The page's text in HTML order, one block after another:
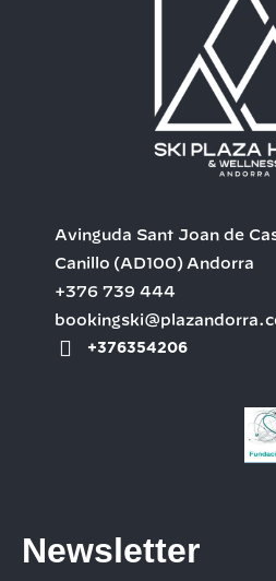
Avinguda Sant Joan de
Canillo (AD100) Andorra
+376 739 444
+376354206
Newsletter